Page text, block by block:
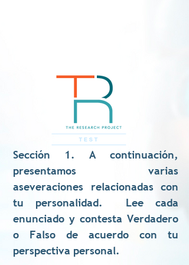
Sección 1. A continuación,
presentamos varias
aseveraciones relacionadas con
tu personalidad. Lee cada
enunciado y contesta Verdadero
o Falso de acuerdo con tu
perspectiva personal.